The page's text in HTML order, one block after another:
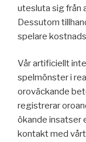
utesluta sig från
Dessutom
spelare
Vår artificiellt
spelmönster i
oroväckande
registrerar
ökande insatser
kontakt med